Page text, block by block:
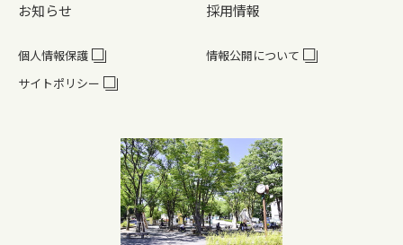
お知らせ
採用情報
個人情報保護
情報公開について
サイトポリシー